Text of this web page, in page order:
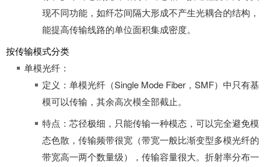
现不同功能，如纤芯间隔大形成不产生光耦合的结构，
能提高传输线路的单位面积集成密度。
按传输模式分类
单模光纤：
定义：单模光纤（Single Mode Fiber，SMF）中只有基
模可以传输，其余高次模全部截止。
特点：芯径极细，只能传输一种模态，可以完全避免模
态色散，传输频带很宽（带宽一般比渐变型多模光纤的
带宽高一两个数量级），传输容量很大。折射率分布一
取消 继续